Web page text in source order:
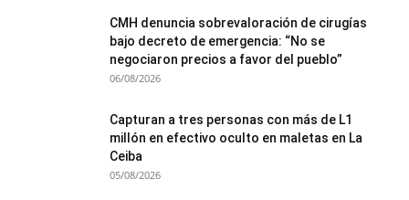
CMH denuncia sobrevaloración de cirugías
bajo decreto de emergencia: “No se
negociaron precios a favor del pueblo”
06/08/2026
Capturan a tres personas con más de L1
millón en efectivo oculto en maletas en La
Ceiba
05/08/2026